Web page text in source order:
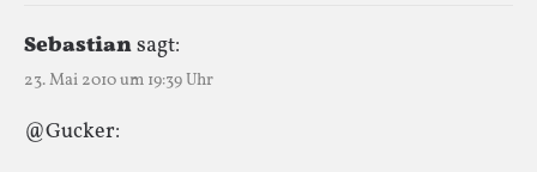
Sebastiansagt:
23. Mai 2010 um 19:39 Uhr
@Gucker: